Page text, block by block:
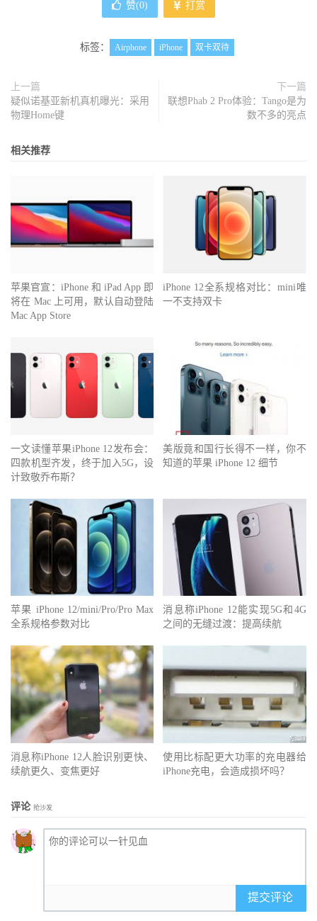
赞(0) 打赏
标签： Airphone iPhone 双卡双待
上一篇
疑似诺基亚新机真机曝光：采用
物理Home键
下一篇
联想Phab 2 Pro体验：Tango是为
数不多的亮点
相关推荐
苹果官宣：iPhone 和 iPad App 即
将在 Mac 上可用，默认自动登陆
Mac App Store
iPhone 12全系规格对比：mini唯
一不支持双卡
一文读懂苹果iPhone 12发布会：
四款机型齐发，终于加入5G，设
计致敬乔布斯？
美版竟和国行长得不一样，你不
知道的苹果 iPhone 12 细节
苹果 iPhone 12/mini/Pro/Pro Max
全系规格参数对比
消息称iPhone 12能实现5G和4G
之间的无缝过渡：提高续航
消息称iPhone 12人脸识别更快、
续航更久、变焦更好
使用比标配更大功率的充电器给
iPhone充电，会造成损坏吗？
评论 抢沙发
提交评论